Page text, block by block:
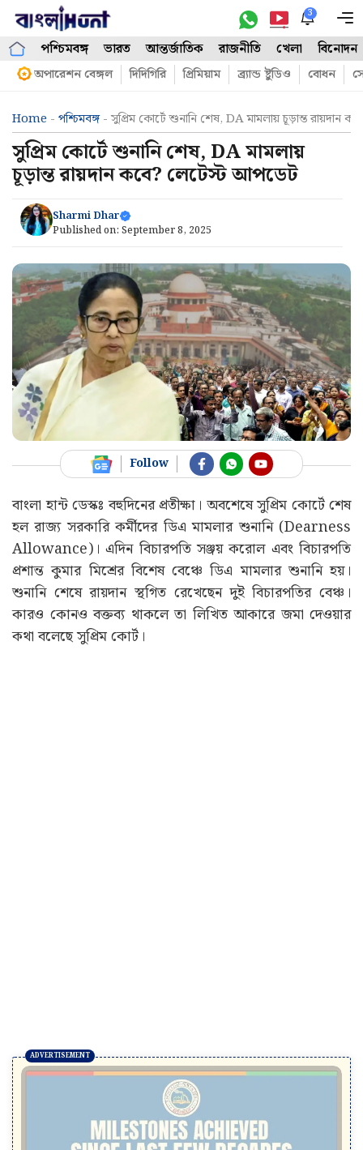
Skip
content
3
পশ্চিমবঙ্গ ভারত আন্তর্জাতিক রাজনীতি খেলা বিনোদন
অপারেশন বেঙ্গল দিদিগিরি প্রিমিয়াম ব্র্যান্ড ষ্টুডিও বোধন
Home - পশ্চিমবঙ্গ- সুপ্রিম কোর্টে শুনানি শেষ, DA মামলায় চূড়ান্ত রায়দান
সুপ্রিম কোর্টে শুনানি শেষ, DA মামলায়
চূড়ান্ত রায়দান কবে? লেটেস্ট আপডেট
Sharmi Dhar
Published on: September 8, 2025
Follow
বাংলা হান্ট ডেস্কঃ বহুদিনের প্রতীক্ষা। অবশেষে সুপ্রিম কোর্টে শেষ
হল রাজ্য সরকারি কর্মীদের ডিএ মামলার শুনানি (Dearness
Allowance)। এদিন বিচারপতি সঞ্জয় করোল এবং বিচারপতি
প্রশান্ত কুমার মিশ্রের বিশেষ বেঞ্চে ডিএ মামলার শুনানি হয়।
শুনানি শেষে রায়দান স্থগিত রেখেছেন দুই বিচারপতির বেঞ্চ।
কারও কোনও বক্তব্য থাকলে তা লিখিত আকারে জমা দেওয়ার
কথা বলেছে সুপ্রিম কোর্ট।